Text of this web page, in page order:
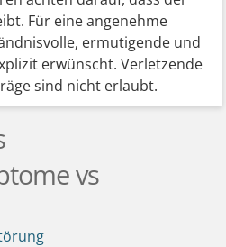
Für eine angenehme
ermutigende und
erwünscht. Verletzende
sind nicht erlaubt.
vs